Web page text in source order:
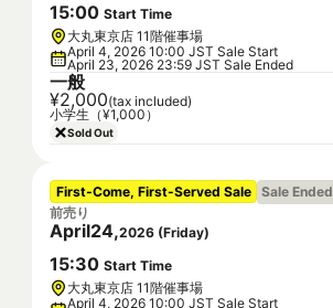
15:00 Start Time
大丸東京店 11階催事場
April 4, 2026 10:00 JST Sale Start
April 23, 2026 23:59 JST Sale Ended
一般
¥2,000(tax included)
小学生（¥1,000）
Sold Out
First-Come, First-Served Sale Sale Ended
前売り
April24,2026 (Friday)
15:30 Start Time
大丸東京店 11階催事場
April 4, 2026 10:00 JST Sale Start